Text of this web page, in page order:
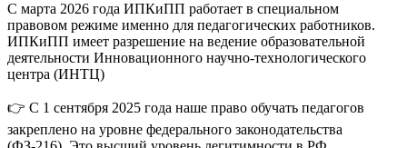
С марта 2026 года ИПКиПП работает в специальном
правовом режиме именно для педагогических работников.
ИПКиПП имеет разрешение на ведение образовательной
деятельности Инновационного научно-технологического
центра (ИНТЦ)
👉 С 1 сентября 2025 года наше право обучать педагогов
закреплено на уровне федерального законодательства